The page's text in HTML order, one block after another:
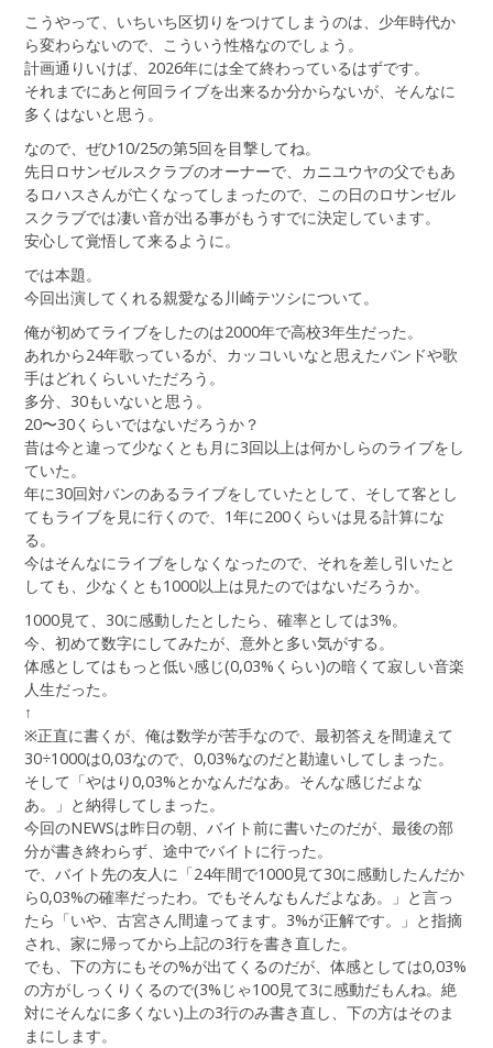
こうやって、いちいち区切りをつけてしまうのは、少年時代か
ら変わらないので、こういう性格なのでしょう。
計画通りいけば、2026年には全て終わっているはずです。
それまでにあと何回ライブを出来るか分からないが、そんなに
多くはないと思う。
なので、ぜひ10/25の第5回を目撃してね。
先日ロサンゼルスクラブのオーナーで、カニユウヤの父でもあ
るロハスさんが亡くなってしまったので、この日のロサンゼル
スクラブでは凄い音が出る事がもうすでに決定しています。
安心して覚悟して来るように。
では本題。
今回出演してくれる親愛なる川崎テツシについて。
俺が初めてライブをしたのは2000年で高校3年生だった。
あれから24年歌っているが、カッコいいなと思えたバンドや歌
手はどれくらいいただろう。
多分、30もいないと思う。
20〜30くらいではないだろうか？
昔は今と違って少なくとも月に3回以上は何かしらのライブをし
ていた。
年に30回対バンのあるライブをしていたとして、そして客とし
てもライブを見に行くので、1年に200くらいは見る計算にな
る。
今はそんなにライブをしなくなったので、それを差し引いたと
しても、少なくとも1000以上は見たのではないだろうか。
1000見て、30に感動したとしたら、確率としては3%。
今、初めて数字にしてみたが、意外と多い気がする。
体感としてはもっと低い感じ(0,03%くらい)の暗くて寂しい音楽
人生だった。
↑
※正直に書くが、俺は数学が苦手なので、最初答えを間違えて
30÷1000は0,03なので、0,03%なのだと勘違いしてしまった。
そして「やはり0,03%とかなんだなあ。そんな感じだよな
あ。」と納得してしまった。
今回のNEWSは昨日の朝、バイト前に書いたのだが、最後の部
分が書き終わらず、途中でバイトに行った。
で、バイト先の友人に「24年間で1000見て30に感動したんだか
ら0,03%の確率だったわ。でもそんなもんだよなあ。」と言っ
たら「いや、古宮さん間違ってます。3%が正解です。」と指摘
され、家に帰ってから上記の3行を書き直した。
でも、下の方にもその%が出てくるのだが、体感としては0,03%
の方がしっくりくるので(3%じゃ100見て3に感動だもんね。絶
対にそんなに多くない)上の3行のみ書き直し、下の方はそのま
まにします。